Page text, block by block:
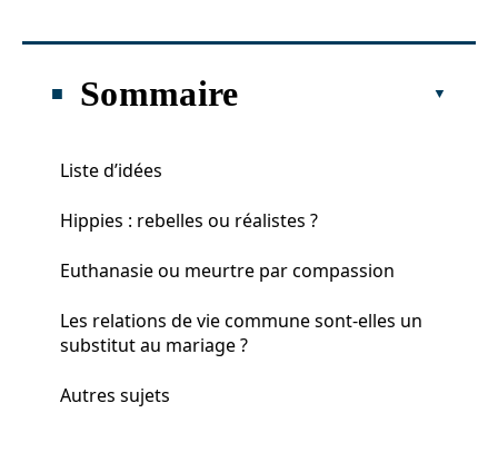
Sommaire
Liste d’idées
Hippies : rebelles ou réalistes ?
Euthanasie ou meurtre par compassion
Les relations de vie commune sont-elles un
substitut au mariage ?
Autres sujets